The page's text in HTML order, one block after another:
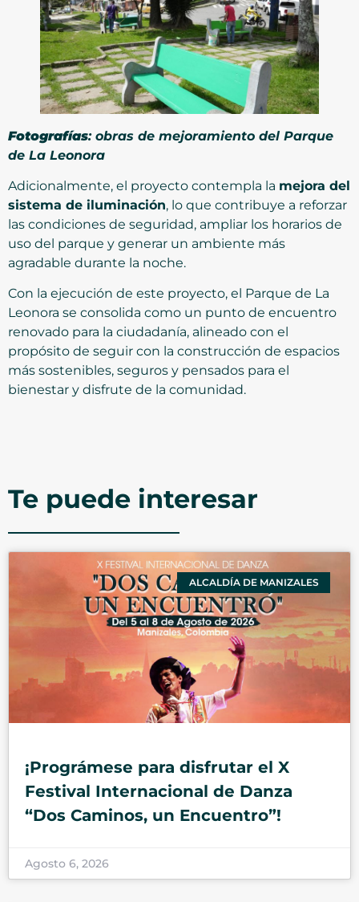
Fotografías: obras de mejoramiento del Parque
de La Leonora
Adicionalmente, el proyecto contempla la mejora del
sistema de iluminación, lo que contribuye a reforzar
las condiciones de seguridad, ampliar los horarios de
uso del parque y generar un ambiente más
agradable durante la noche.
Con la ejecución de este proyecto, el Parque de La
Leonora se consolida como un punto de encuentro
renovado para la ciudadanía, alineado con el
propósito de seguir con la construcción de espacios
más sostenibles, seguros y pensados para el
bienestar y disfrute de la comunidad.
Te puede interesar
ALCALDÍA DE MANIZALES
¡Prográmese para disfrutar el X
Festival Internacional de Danza
“Dos Caminos, un Encuentro”!
Agosto 6, 2026